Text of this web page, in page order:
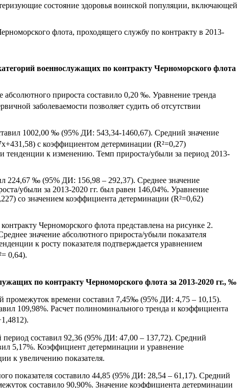
состояние здоровья воинской популяции, включающей
флота, проходящего службу по контракту в 2013-
военнослужащих по контракту Черноморского флота
прироста составило 0,20 ‰. Уравнение тренда
заболеваемости позволяет судить об отсутствии
1002,00 ‰ (95% ДИ: 543,34-1460,67). Средний значение
с коэффициентом детерминации (R²=0,27)
тенденции к изменению. Темп прироста/убыли за период 2013-
224,67 ‰ (95% ДИ: 156,98 – 292,37). Среднее значение
убыли за 2013-2020 гг. был равен 146,04%. Уравнение
со значением коэффициента детерминации (R²=0,62)
Черноморского флота представлена на рисунке 2.
значение абсолютного прироста/убыли показателя
к росту показателя подтверждается уравнением
0,64).
по контракту Черноморского флота за 2013-2020 гг., ‰
промежуток времени составил 7,45‰ (95% ДИ: 4,75 – 10,15).
109,98%. Расчет полиноминального тренда и коэффициента
период составил 92,36 (95% ДИ: 47,00 – 137,72). Средний
5,17%. Коэффициент детерминации и уравнение
к увеличению показателя.
показателя составило 44,85 (95% ДИ: 28,54 – 61,17). Средний
составило 90,90%. Значение коэффициента детерминации